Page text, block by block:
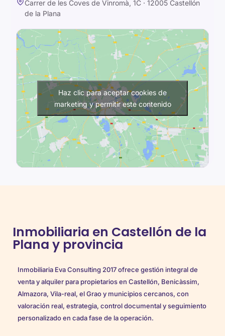
Carrer de les Coves de Vinromà, 1C · 12005 Castellón
de la Plana
Haz clic para aceptar cookies de
marketing y permitir este contenido
Inmobiliaria en Castellón de la
Plana y provincia
Inmobiliaria Eva Consulting 2017 ofrece gestión integral de
venta y alquiler para propietarios en Castellón, Benicàssim,
Almazora, Vila-real, el Grao y municipios cercanos, con
valoración real, estrategia, control documental y seguimiento
personalizado en cada fase de la operación.